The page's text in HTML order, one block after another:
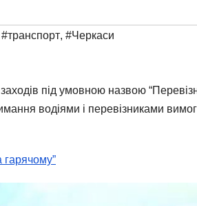
#транспорт, #Черкаси
під умовною назвою
водіями і перевізниками
гарячому”